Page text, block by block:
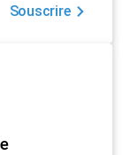
Souscrire